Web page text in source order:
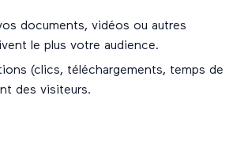
documents, vidéos ou autres
le plus votre audience.
(clics, téléchargements, temps de
des visiteurs.